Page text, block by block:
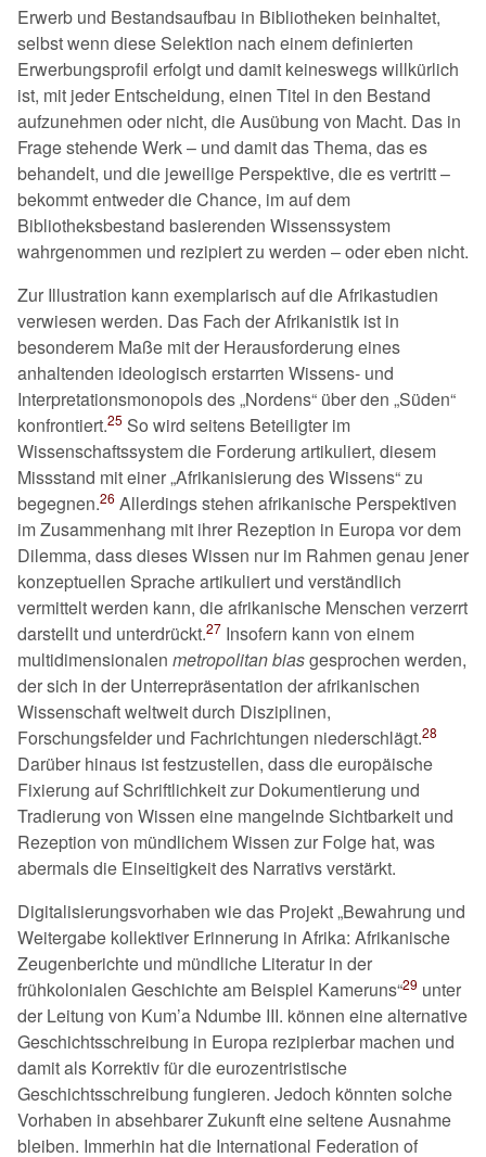
Erwerb und Bestandsaufbau in Bibliotheken beinhaltet,
selbst wenn diese Selektion nach einem definierten
Erwerbungsprofil erfolgt und damit keineswegs willkürlich
ist, mit jeder Entscheidung, einen Titel in den Bestand
aufzunehmen oder nicht, die Ausübung von Macht. Das in
Frage stehende Werk – und damit das Thema, das es
behandelt, und die jeweilige Perspektive, die es vertritt –
bekommt entweder die Chance, im auf dem
Bibliotheksbestand basierenden Wissenssystem
wahrgenommen und rezipiert zu werden – oder eben nicht.
Zur Illustration kann exemplarisch auf die Afrikastudien
verwiesen werden. Das Fach der Afrikanistik ist in
besonderem Maße mit der Herausforderung eines
anhaltenden ideologisch erstarrten Wissens- und
Interpretationsmonopols des Nordens über den Süden
konfrontiert.25 So wird seitens Beteiligter im
Wissenschaftssystem die Forderung artikuliert, diesem
Missstand mit einer Afrikanisierung des Wissens zu
begegnen.26 Allerdings stehen afrikanische Perspektiven
im Zusammenhang mit ihrer Rezeption in Europa vor dem
Dilemma, dass dieses Wissen nur im Rahmen genau jener
konzeptuellen Sprache artikuliert und verständlich
vermittelt werden kann, die afrikanische Menschen verzerrt
darstellt und unterdrückt.27 Insofern kann von einem
multidimensionalen metropolitan biasgesprochen werden,
der sich in der Unterrepräsentation der afrikanischen
Wissenschaft weltweit durch Disziplinen,
Forschungsfelder und Fachrichtungen niederschlägt.28
Darüber hinaus ist festzustellen, dass die europäische
Fixierung auf Schriftlichkeit zur Dokumentierung und
Tradierung von Wissen eine mangelnde Sichtbarkeit und
Rezeption von mündlichem Wissen zur Folge hat, was
abermals die Einseitigkeit des Narrativs verstärkt.
Digitalisierungsvorhaben wie das Projekt Bewahrung und
Weitergabe kollektiver Erinnerung in Afrika: Afrikanische
Zeugenberichte und mündliche Literatur in der
frühkolonialen Geschichte am Beispiel Kameruns 29 unter
der Leitung von Kum’a Ndumbe III. können eine alternative
Geschichtsschreibung in Europa rezipierbar machen und
damit als Korrektiv für die eurozentristische
Geschichtsschreibung fungieren. Jedoch könnten solche
Vorhaben in absehbarer Zukunft eine seltene Ausnahme
bleiben. Immerhin hat die International Federation of